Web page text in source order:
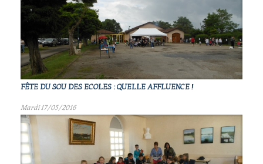
FÊTE DU SOU DES ECOLES : QUELLE AFFLUENCE !
Mardi 17/05/2016